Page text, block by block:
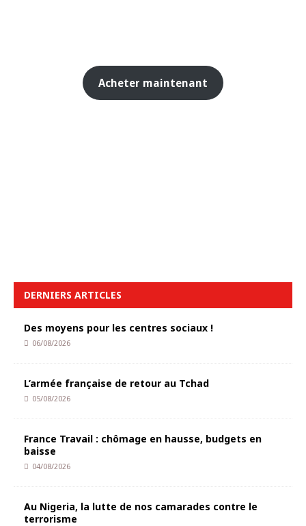
Acheter maintenant
DERNIERS ARTICLES
Des moyens pour les centres sociaux !
06/08/2026
L’armée française de retour au Tchad
05/08/2026
France Travail : chômage en hausse, budgets en
baisse
04/08/2026
Au Nigeria, la lutte de nos camarades contre le
terrorisme